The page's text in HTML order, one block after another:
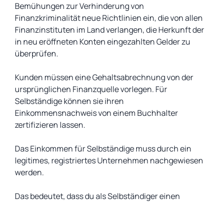
Bemühungen zur Verhinderung von
Finanzkriminalität neue Richtlinien ein, die von allen
Finanzinstituten im Land verlangen, die Herkunft der
in neu eröffneten Konten eingezahlten Gelder zu
überprüfen.
Kunden müssen eine Gehaltsabrechnung von der
ursprünglichen Finanzquelle vorlegen. Für
Selbständige können sie ihren
Einkommensnachweis von einem Buchhalter
zertifizieren lassen.
Das Einkommen für Selbständige muss durch ein
legitimes, registriertes Unternehmen nachgewiesen
werden.
Das bedeutet, dass du als Selbständiger einen